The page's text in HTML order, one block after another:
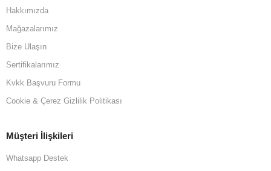
Hakkımızda
Mağazalarımız
Bize Ulaşın
Sertifikalarımız
Kvkk Başvuru Formu
Cookie & Çerez Gizlilik Politikası
Müşteri İlişkileri
Whatsapp Destek